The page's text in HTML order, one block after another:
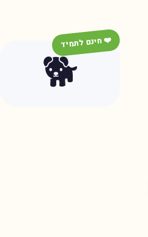
🐕
❤️ חינם לתמיד